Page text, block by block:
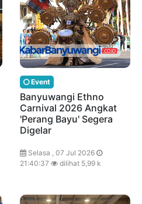
Event
Banyuwangi Ethno
Carnival 2026 Angkat
'Perang Bayu' Segera
Digelar
Selasa , 07 Jul 2026
21:40:37
dilihat 5,99 k